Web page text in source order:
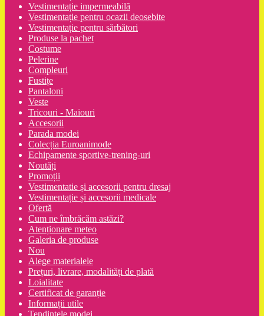
Vestimentație impermeabilă
Vestimentație pentru ocazii deosebite
Vestimentație pentru sărbători
Produse la pachet
Costume
Pelerine
Compleuri
Fustițe
Pantaloni
Veste
Tricouri - Maiouri
Accesorii
Parada modei
Colecția Euroanimode
Echipamente sportive-trening-uri
Noutăți
Promoții
Vestimentatie și accesorii pentru dresaj
Vestimentație și accesorii medicale
Ofertă
Cum ne îmbrăcăm astăzi?
Atenționare meteo
Galeria de produse
Nou
Alege materialele
Prețuri, livrare, modalități de plată
Loialitate
Certificat de garanție
Informații utile